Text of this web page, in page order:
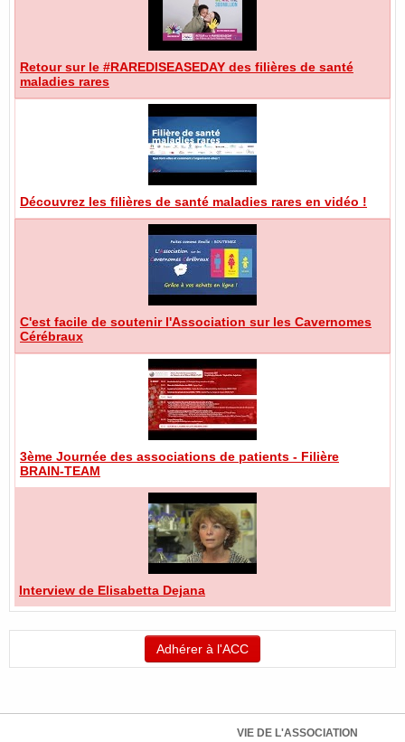
Retour sur le #RAREDISEASEDAY des filières de santé
maladies rares
Découvrez les filières de santé maladies rares en vidéo !
C'est facile de soutenir l'Association sur les Cavernomes
Cérébraux
3ème Journée des associations de patients - Filière
BRAIN-TEAM
Interview de Elisabetta Dejana
Adhérer à l'ACC
VIE DE L'ASSOCIATION